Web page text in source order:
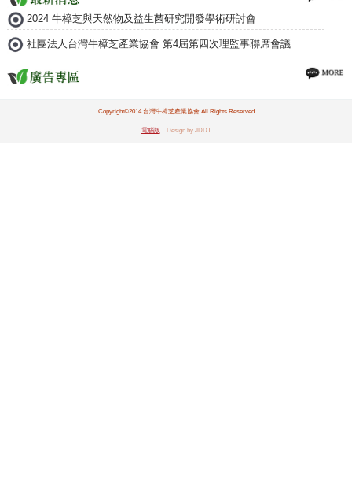
2024 牛樟芝與天然物及益生菌研究開發學術研討會
社團法人台灣牛樟芝產業協會 第4屆第四次理監事聯席會議
Copyright©2014 台灣牛樟芝產業協會 All Rights Reserved
電腦版 Design by JDDT